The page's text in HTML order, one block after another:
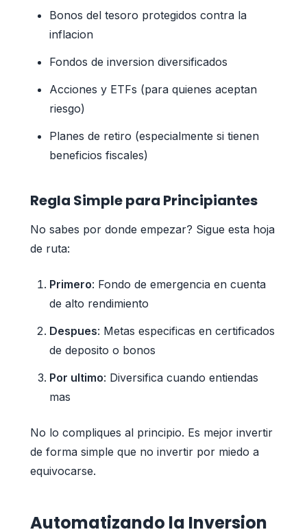
Bonos del tesoro protegidos contra la
inflacion
Fondos de inversion diversificados
Acciones y ETFs (para quienes aceptan
riesgo)
Planes de retiro (especialmente si tienen
beneficios fiscales)
Regla Simple para Principiantes
No sabes por donde empezar? Sigue esta hoja
de ruta:
Primero: Fondo de emergencia en cuenta
de alto rendimiento
Despues: Metas especificas en certificados
de deposito o bonos
Por ultimo: Diversifica cuando entiendas
mas
No lo compliques al principio. Es mejor invertir
de forma simple que no invertir por miedo a
equivocarse.
Automatizando la Inversion